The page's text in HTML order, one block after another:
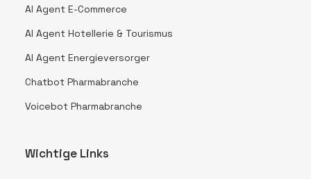
AI Agent E-Commerce
AI Agent Hotellerie & Tourismus
AI Agent Energieversorger
Chatbot Pharmabranche
Voicebot Pharmabranche
Wichtige Links